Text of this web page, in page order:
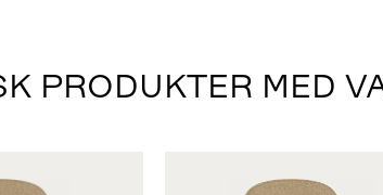
PRODUKTER MED